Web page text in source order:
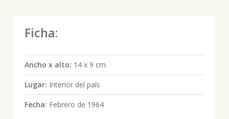
Ficha:
Ancho x alto: 14 x 9 cm
Lugar: Interior del país
Fecha: Febrero de 1964